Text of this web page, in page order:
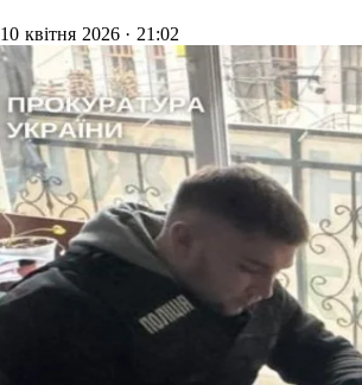
10 квітня 2026 · 21:02